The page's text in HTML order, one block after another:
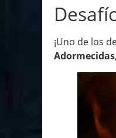
¡Uno de los